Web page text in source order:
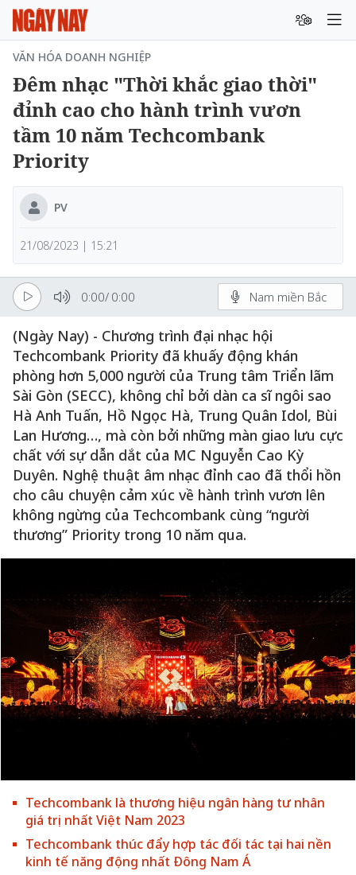
VĂN HÓA DOANH NGHIỆP
Đêm nhạc "Thời khắc giao thời"
đỉnh cao cho hành trình vươn
tầm 10 năm Techcombank
Priority
PV
21/08/2023 | 15:21
0:00/ 0:00 Nam miền Bắc
(Ngày Nay) - Chương trình đại nhạc hội
Techcombank Priority đã khuấy động khán
phòng hơn 5,000 người của Trung tâm Triển lãm
Sài Gòn (SECC), không chỉ bởi dàn ca sĩ ngôi sao
Hà Anh Tuấn, Hồ Ngọc Hà, Trung Quân Idol, Bùi
Lan Hương…, mà còn bởi những màn giao lưu cực
chất với sự dẫn dắt của MC Nguyễn Cao Kỳ
Duyên. Nghệ thuật âm nhạc đỉnh cao đã thổi hồn
cho câu chuyện cảm xúc về hành trình vươn lên
không ngừng của Techcombank cùng “người
thương” Priority trong 10 năm qua.
Techcombank là thương hiệu ngân hàng tư nhân
giá trị nhất Việt Nam 2023
Techcombank thúc đẩy hợp tác đối tác tại hai nền
kinh tế năng động nhất Đông Nam Á